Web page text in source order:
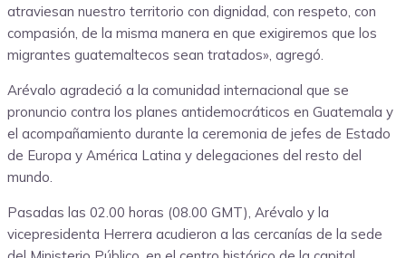
atraviesan nuestro territorio con dignidad, con respeto, con
compasión, de la misma manera en que exigiremos que los
migrantes guatemaltecos sean tratados», agregó.
Arévalo agradeció a la comunidad internacional que se
pronuncio contra los planes antidemocráticos en Guatemala y
el acompañamiento durante la ceremonia de jefes de Estado
de Europa y América Latina y delegaciones del resto del
mundo.
Pasadas las 02.00 horas (08.00 GMT), Arévalo y la
vicepresidenta Herrera acudieron a las cercanías de la sede